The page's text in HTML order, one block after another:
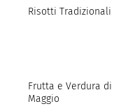
Risotti Tradizionali
Frutta e Verdura di
Maggio